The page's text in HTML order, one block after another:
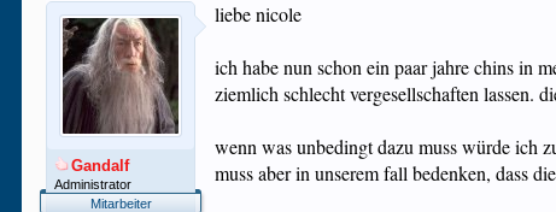
Gandalf
Administrator
Mitarbeiter
liebe nicole
ich habe nun schon ein paar jahre chins in
ziemlich schlecht vergesellschaften lassen.
wenn was unbedingt dazu muss würde ich
muss aber in unserem fall bedenken, dass